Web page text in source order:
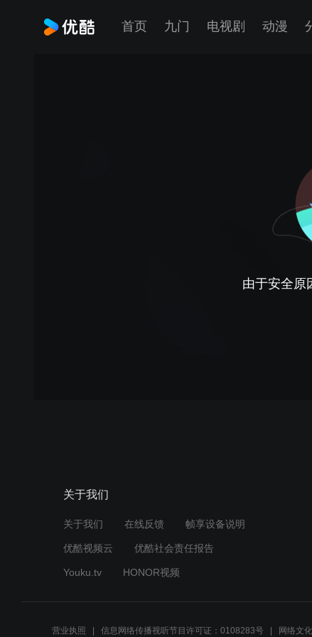
首页 九门 电视剧 动漫
由于安全原
关于我们
关于我们 在线反馈 帧享设备说明
优酷视频云 优酷社会责任报告
Youku.tv HONOR视频
营业执照 信息网络传播视听节目许可证：0108283号 网络文